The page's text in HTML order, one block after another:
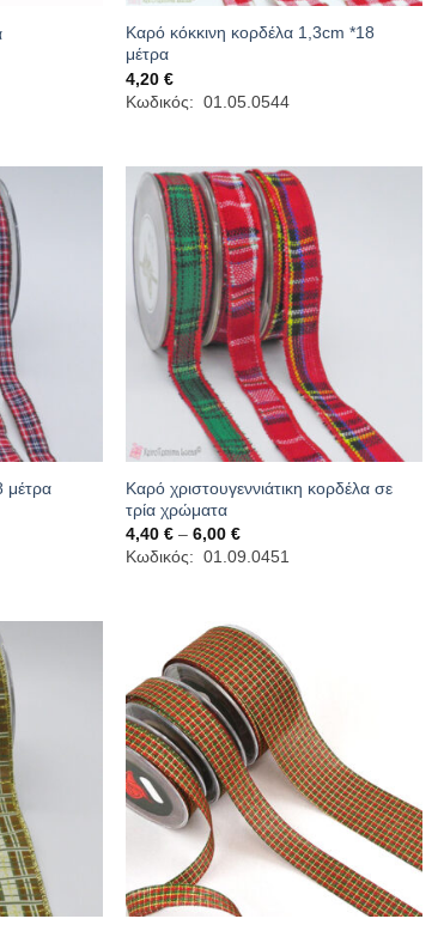
Καρό κόκκινη κορδέλα 1,3cm *18
μέτρα
4,20€
Κωδικός: 01.05.0544
μέτρα
Καρό χριστουγεννιάτικη κορδέλα σε
τρία χρώματα
4,40€ – 6,00€Price
range:
4,40 €
Κωδικός: 01.09.0451